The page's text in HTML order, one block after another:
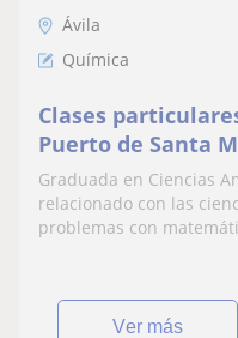
Ávila
Química
Clases
Puerto de Santa
Graduada en Ciencias
relacionado con las
problemas con
ver más